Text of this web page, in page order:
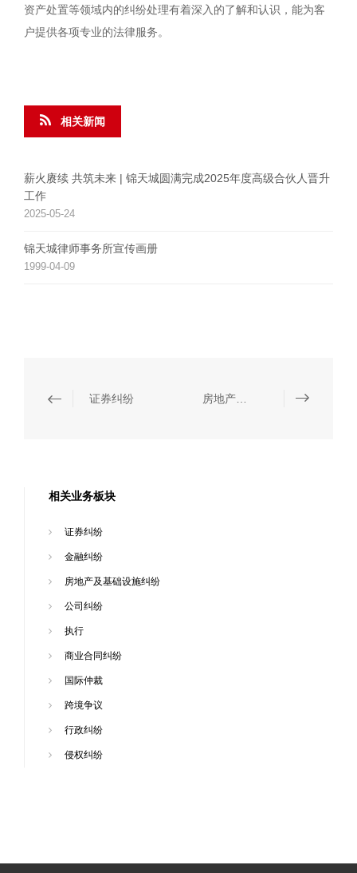
资产处置等领域内的纠纷处理有着深入的了解和认识，能为客
户提供各项专业的法律服务。
相关新闻
薪火赓续 共筑未来 | 锦天城圆满完成2025年度高级合伙人晋升
工作
2025-05-24
锦天城律师事务所宣传画册
1999-04-09
证券纠纷
相关业务板块
证券纠纷
金融纠纷
房地产及基础设施纠纷
公司纠纷
执行
商业合同纠纷
国际仲裁
跨境争议
行政纠纷
侵权纠纷